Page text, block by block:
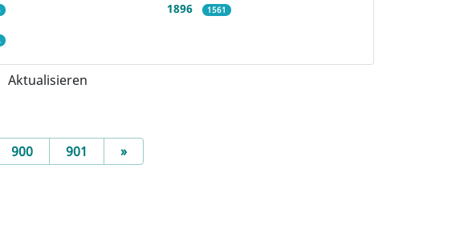
1896 1561
Aktualisieren
900 901 »Next